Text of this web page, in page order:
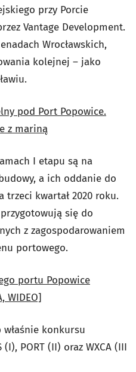
przy Porcie
Vantage Development.
Wrocławskich,
kolejnej – jako
pod Port Popowice.
z mariną
I etapu są na
a ich oddanie do
trzeci kwartał 2020 roku.
się do
z zagospodarowaniem
portowego.
portu Popowice
WIDEO]
konkursu
PORT (II) oraz WXCA (III